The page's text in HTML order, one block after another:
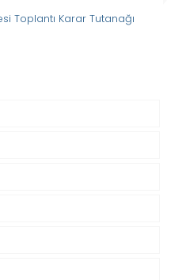
Toplantı Karar Tutanağı